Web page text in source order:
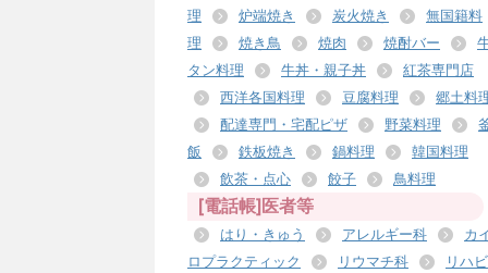
理
炉端焼き 炭火焼き
無国籍料
理
焼き鳥 焼肉 焼酎バー
タン料理
牛丼・親子丼
紅茶専門店
西洋各国料理
豆腐料理
郷土料
配達専門・宅配ピザ
野菜料理
飯
鉄板焼き 鍋料理
韓国料理
飲茶・点心
餃子 鳥料理
[電話帳]医者等
はり・きゅう アレルギー科
カ
ロプラクティック
リウマチ科
リハビ